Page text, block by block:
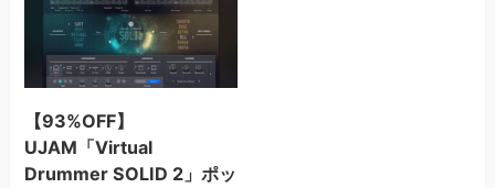
【93%OFF】
UJAM「Virtual
Drummer SOLID 2」ポッ